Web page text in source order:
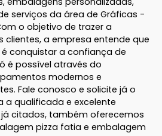
serviços da área de Gráficas -
o objetivo de trazer a
a empresa entende que
conquistar a confiança de
é possível através do
modernos e
Fale conosco e solicite já o
a qualificada e excelente
citados, também oferecemos
pizza fatia e embalagem